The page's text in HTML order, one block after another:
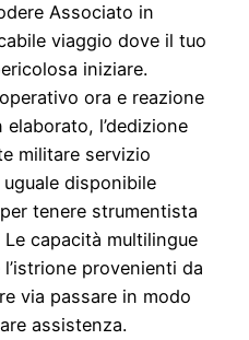
Associato in
viaggio dove il tuo
iniziare.
ora e reazione
l’dedizione
militare servizio
disponibile
tenere strumentista
capacità multilingue
provenienti da
via passare in modo
assistenza.